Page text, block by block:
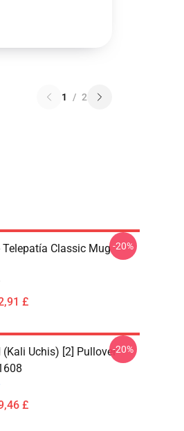
1 / 2
Telepatía Classic Mug
£
-20%
(Kali Uchis) [2] Pullover
£
-20%